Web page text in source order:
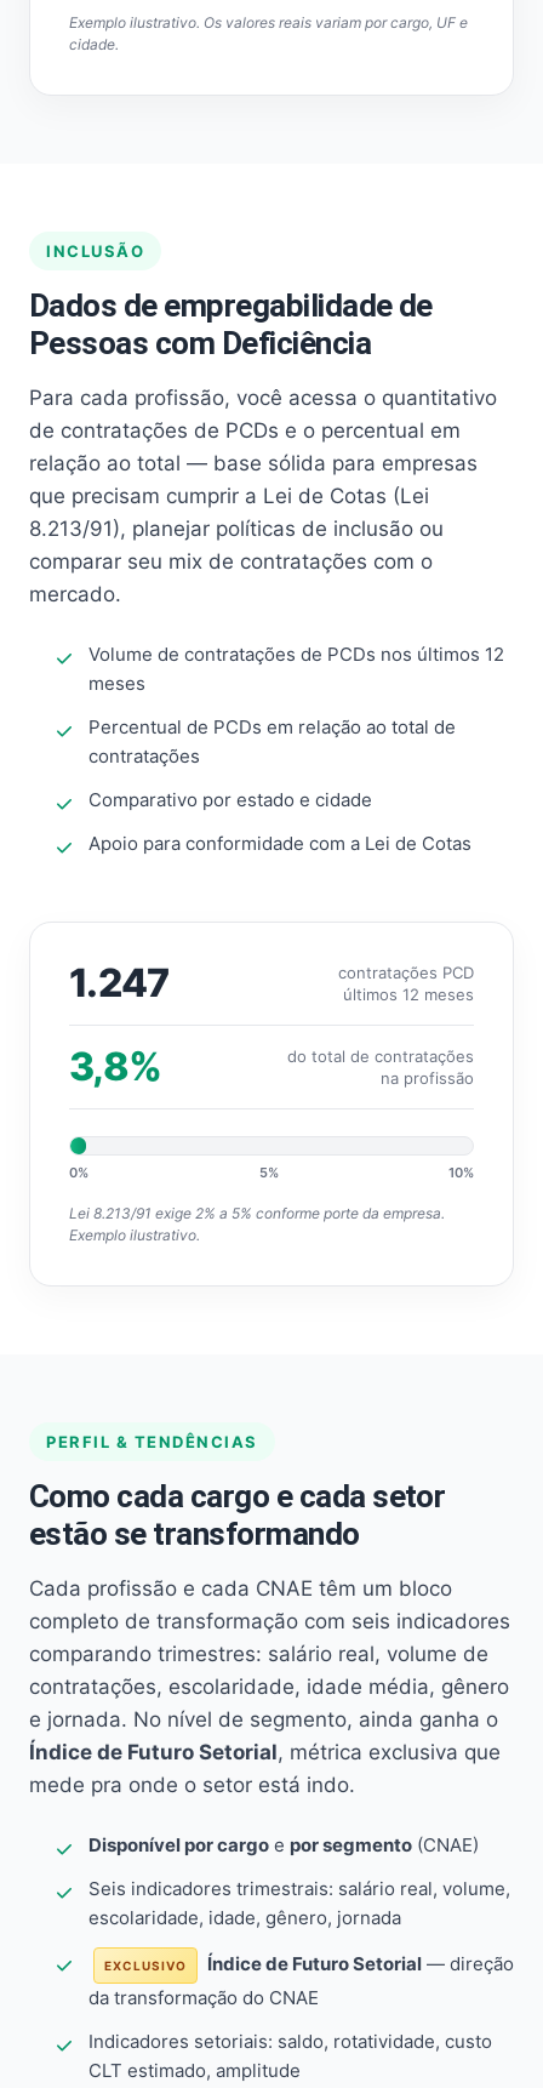
Exemplo ilustrativo. Os valores reais variam por cargo, UF e
cidade.
INCLUSÃO
Dados de empregabilidade de
Pessoas com Deficiência
Para cada profissão, você acessa o quantitativo
de contratações de PCDs e o percentual em
relação ao total — base sólida para empresas
que precisam cumprir a Lei de Cotas (Lei
8.213/91), planejar políticas de inclusão ou
comparar seu mix de contratações com o
mercado.
Volume de contratações de PCDs nos últimos 12
meses
Percentual de PCDs em relação ao total de
contratações
Comparativo por estado e cidade
Apoio para conformidade com a Lei de Cotas
1.247
contratações PCD
últimos 12 meses
3,8%
do total de contratações
na profissão
0% 5% 10%
Lei 8.213/91 exige 2% a 5% conforme porte da empresa.
Exemplo ilustrativo.
PERFIL & TENDÊNCIAS
Como cada cargo e cada setor
estão se transformando
Cada profissão e cada CNAE têm um bloco
completo de transformação com seis indicadores
comparando trimestres: salário real, volume de
contratações, escolaridade, idade média, gênero
e jornada. No nível de segmento, ainda ganha o
Índice de Futuro Setorial, métrica exclusiva que
mede pra onde o setor está indo.
Disponível por cargo e por segmento (CNAE)
Seis indicadores trimestrais: salário real, volume,
escolaridade, idade, gênero, jornada
EXCLUSIVO Índice de Futuro Setorial — direção
da transformação do CNAE
Indicadores setoriais: saldo, rotatividade, custo
CLT estimado, amplitude